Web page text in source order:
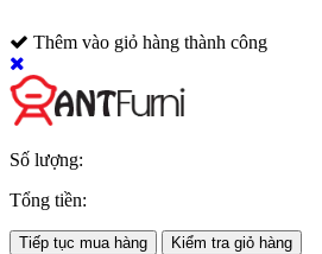
Thêm vào giỏ hàng thành công
Số lượng:
Tổng tiền:
Tiếp tục mua hàng Kiểm tra giỏ hàng